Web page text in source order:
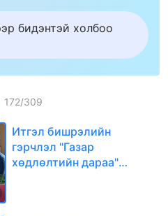
бидэнтэй холбоо
172/309
Итгэл бишрэлийн
гэрчлэл "Газар
хөдлөлтийн дараа"